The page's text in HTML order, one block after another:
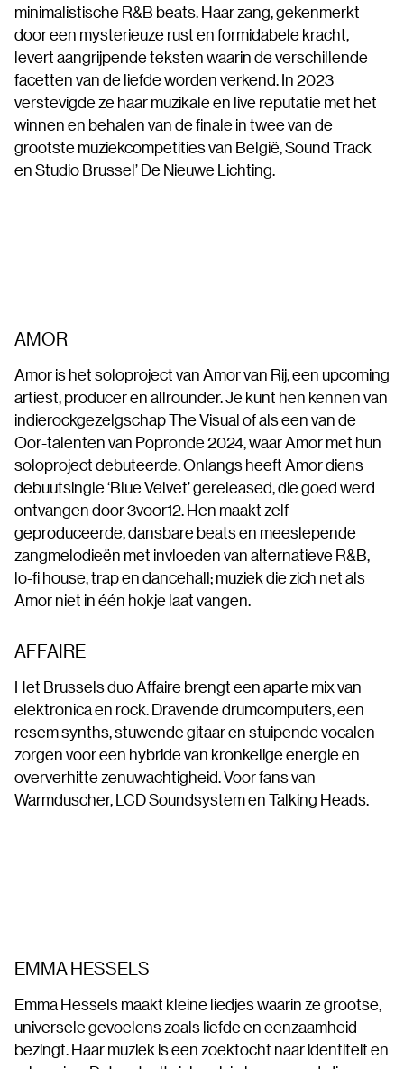
minimalistische R&B beats. Haar zang, gekenmerkt
door een mysterieuze rust en formidabele kracht,
levert aangrijpende teksten waarin de verschillende
facetten van de liefde worden verkend. In 2023
verstevigde ze haar muzikale en live reputatie met het
winnen en behalen van de finale in twee van de
grootste muziekcompetities van België, Sound Track
en Studio Brussel’ De Nieuwe Lichting.
AMOR
Amor is het soloproject van Amor van Rij, een upcoming
artiest, producer en allrounder. Je kunt hen kennen van
indierockgezelgschap The Visual of als een van de
Oor-talenten van Popronde 2024, waar Amor met hun
soloproject debuteerde. Onlangs heeft Amor diens
debuutsingle ‘Blue Velvet’ gereleased, die goed werd
ontvangen door 3voor12. Hen maakt zelf
geproduceerde, dansbare beats en meeslepende
zangmelodieën met invloeden van alternatieve R&B,
lo-fi house, trap en dancehall; muziek die zich net als
Amor niet in één hokje laat vangen.
AFFAIRE
Het Brussels duo Affaire brengt een aparte mix van
elektronica en rock. Dravende drumcomputers, een
resem synths, stuwende gitaar en stuipende vocalen
zorgen voor een hybride van kronkelige energie en
oververhitte zenuwachtigheid. Voor fans van
Warmduscher, LCD Soundsystem en Talking Heads.
EMMA HESSELS
Emma Hessels maakt kleine liedjes waarin ze grootse,
universele gevoelens zoals liefde en eenzaamheid
bezingt. Haar muziek is een zoektocht naar identiteit en